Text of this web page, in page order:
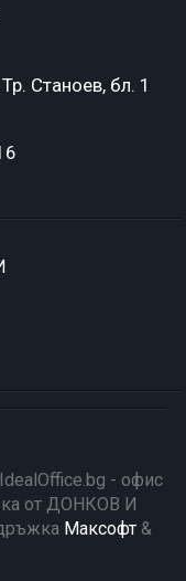
Станоев, бл. 1
- офис
от ДОНКОВ И
Максофт &